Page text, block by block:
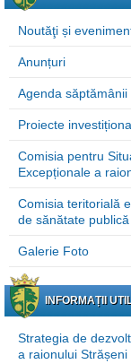
Noutăţi și
Anunțuri
Agenda săptămânii
Proiecte
Comisia pentru
Excepționale a
Comisia teritorială
de sănătate
Galerie Foto
INFORMAȚII
Strategia de
a raionului Strășeni